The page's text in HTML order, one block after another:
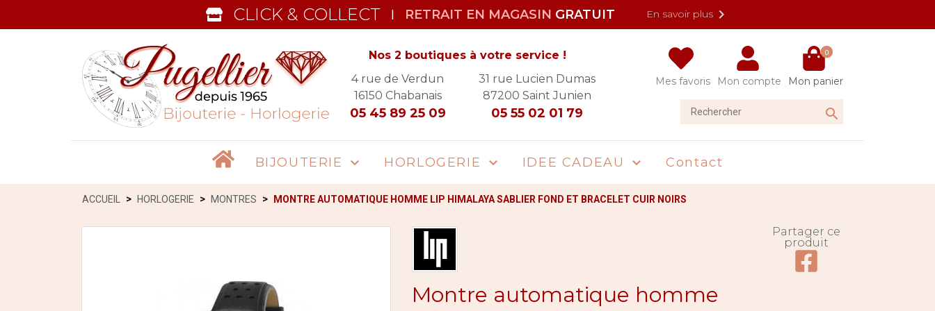
CLICK & COLLECT | RETRAIT EN MAGASIN GRATUIT En savoir plus
Nos 2 boutiques à votre service !
4 rue de Verdun
16150 Chabanais
05 45 89 25 09
31 rue Lucien Dumas
87200 Saint Junien
05 55 02 01 79
Mes favoris Mon compte
0
Mon panier

Rechercher
Accueil
BIJOUTERIE  HORLOGERIE  IDEE CADEAU  Contact
ACCUEIL HORLOGERIE MONTRES MONTRE AUTOMATIQUE HOMME LIP HIMALAYA SABLIER FOND ET BRACELET CUIR NOIRS
Montre automatique homme
Partager ce
produit